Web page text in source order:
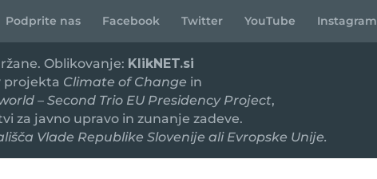
Podprite nas Facebook Twitter YouTube Instagram
Oblikovanje: KlikNET.si
projekta Climate of Change in
– Second Trio EU Presidency Project,
za javno upravo in zunanje zadeve.
Vlade Republike Slovenije ali Evropske Unije.